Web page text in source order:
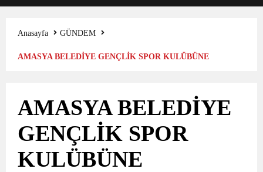
Anasayfa
GÜNDEM
AMASYA BELEDİYE GENÇLİK SPOR KULÜBÜNE
AMASYA BELEDİYE
GENÇLİK SPOR
KULÜBÜNE